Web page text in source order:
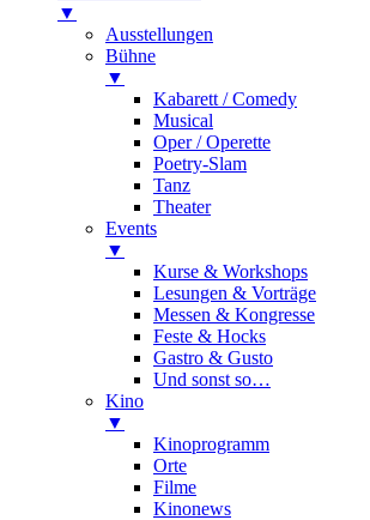
▼
Ausstellungen
Bühne
▼
Kabarett / Comedy
Musical
Oper / Operette
Poetry-Slam
Tanz
Theater
Events
▼
Kurse & Workshops
Lesungen & Vorträge
Messen & Kongresse
Feste & Hocks
Gastro & Gusto
Und sonst so…
Kino
▼
Kinoprogramm
Orte
Filme
Kinonews